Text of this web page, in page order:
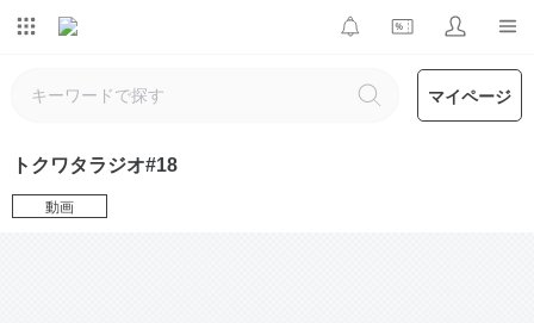
マイページ
トクワタラジオ#18
動画